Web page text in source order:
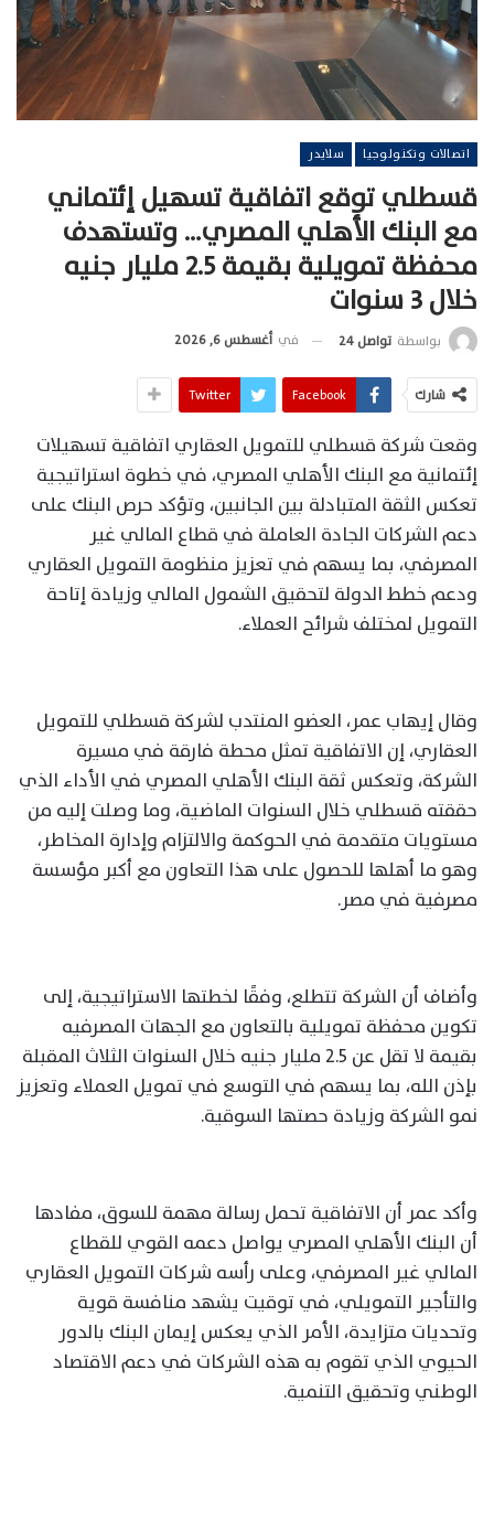
اتصالات وتكنولوجيا سلايدر
قسطلي توقع اتفاقية تسهيل إئتماني
مع البنك الأهلي المصري… وتستهدف
محفظة تمويلية بقيمة 2.5 مليار جنيه
خلال 3 سنوات
بواسطة تواصل 24 في أغسطس 6, 2026
شارك Facebook
Twitter
وقعت شركة قسطلي للتمويل العقاري اتفاقية تسهيلات
إئتمانية مع البنك الأهلي المصري، في خطوة استراتيجية
تعكس الثقة المتبادلة بين الجانبين، وتؤكد حرص البنك على
دعم الشركات الجادة العاملة في قطاع المالي غير
المصرفي، بما يسهم في تعزيز منظومة التمويل العقاري
ودعم خطط الدولة لتحقيق الشمول المالي وزيادة إتاحة
التمويل لمختلف شرائح العملاء.
وقال إيهاب عمر، العضو المنتدب لشركة قسطلي للتمويل
العقاري، إن الاتفاقية تمثل محطة فارقة في مسيرة
الشركة، وتعكس ثقة البنك الأهلي المصري في الأداء الذي
حققته قسطلي خلال السنوات الماضية، وما وصلت إليه من
مستويات متقدمة في الحوكمة والالتزام وإدارة المخاطر،
وهو ما أهلها للحصول على هذا التعاون مع أكبر مؤسسة
مصرفية في مصر.
وأضاف أن الشركة تتطلع، وفقًا لخطتها الاستراتيجية، إلى
تكوين محفظة تمويلية بالتعاون مع الجهات المصرفيه
بقيمة لا تقل عن 2.5 مليار جنيه خلال السنوات الثلاث المقبلة
بإذن الله، بما يسهم في التوسع في تمويل العملاء وتعزيز
نمو الشركة وزيادة حصتها السوقية.
وأكد عمر أن الاتفاقية تحمل رسالة مهمة للسوق، مفادها
أن البنك الأهلي المصري يواصل دعمه القوي للقطاع
المالي غير المصرفي، وعلى رأسه شركات التمويل العقاري
والتأجير التمويلي، في توقيت يشهد منافسة قوية
وتحديات متزايدة، الأمر الذي يعكس إيمان البنك بالدور
الحيوي الذي تقوم به هذه الشركات في دعم الاقتصاد
الوطني وتحقيق التنمية.